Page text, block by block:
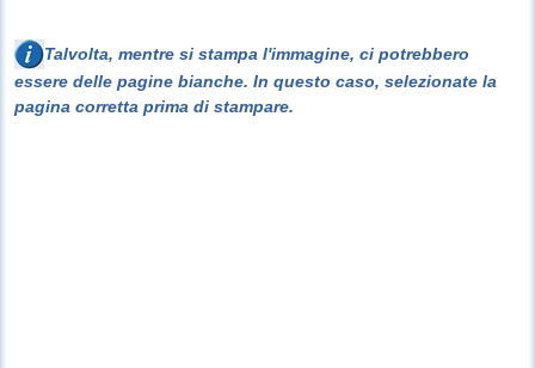
Talvolta, mentre si stampa l'immagine, ci potrebbero
essere delle pagine bianche. In questo caso, selezionate la
pagina corretta prima di stampare.